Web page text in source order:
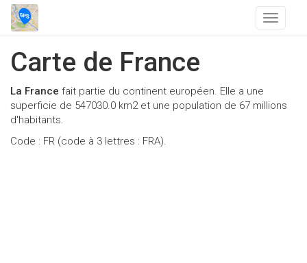
T
o
n
Carte de France
La France fait partie du continent européen. Elle a une
superficie de 547030.0 km2 et une population de 67 millions
d'habitants.
Code : FR (code à 3 lettres : FRA).